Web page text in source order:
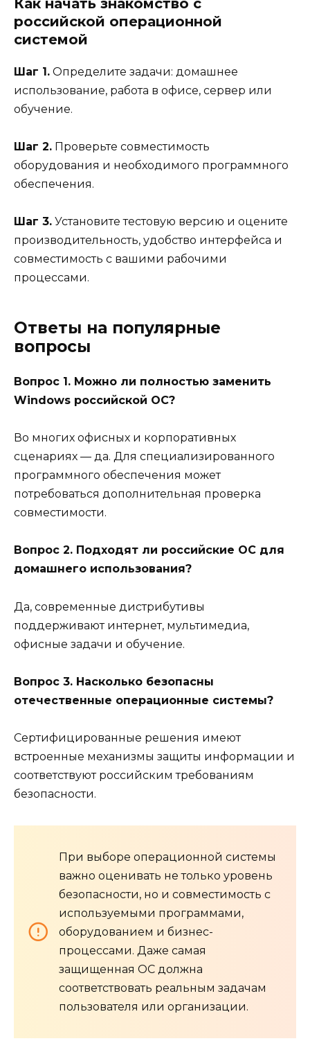
российской операционной
системой
Шаг 1. Определите задачи: домашнее
использование, работа в офисе, сервер или
обучение.
Шаг 2. Проверьте совместимость
оборудования и необходимого программного
обеспечения.
Шаг 3. Установите тестовую версию и оцените
производительность, удобство интерфейса и
совместимость с вашими рабочими
процессами.
Ответы на популярные
вопросы
Вопрос 1. Можно ли полностью заменить
Windows российской ОС?
Во многих офисных и корпоративных
сценариях — да. Для специализированного
программного обеспечения может
потребоваться дополнительная проверка
совместимости.
Вопрос 2. Подходят ли российские ОС для
домашнего использования?
Да, современные дистрибутивы
поддерживают интернет, мультимедиа,
офисные задачи и обучение.
Вопрос 3. Насколько безопасны
отечественные операционные системы?
Сертифицированные решения имеют
встроенные механизмы защиты информации и
соответствуют российским требованиям
безопасности.
При выборе операционной системы
важно оценивать не только уровень
безопасности, но и совместимость с
используемыми программами,
оборудованием и бизнес-
процессами. Даже самая
защищенная ОС должна
соответствовать реальным задачам
пользователя или организации.